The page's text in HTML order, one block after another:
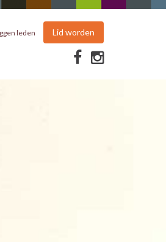
leden Lid worden